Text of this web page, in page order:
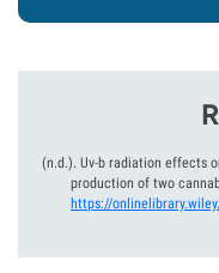
(n.d.). Uv-b radiation effects
production of two
https://